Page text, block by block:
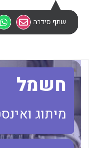
לכל מוצרי היצרן
שתף סידרה
חשמל
מיתוג